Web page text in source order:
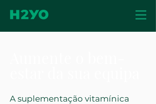
A suplementação vitamínica